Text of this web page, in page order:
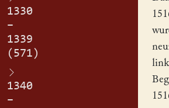
1330
–
1339
(571)
1340
–